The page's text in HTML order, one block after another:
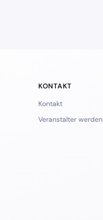
KONTAKT
Kontakt
Veranstalter werden